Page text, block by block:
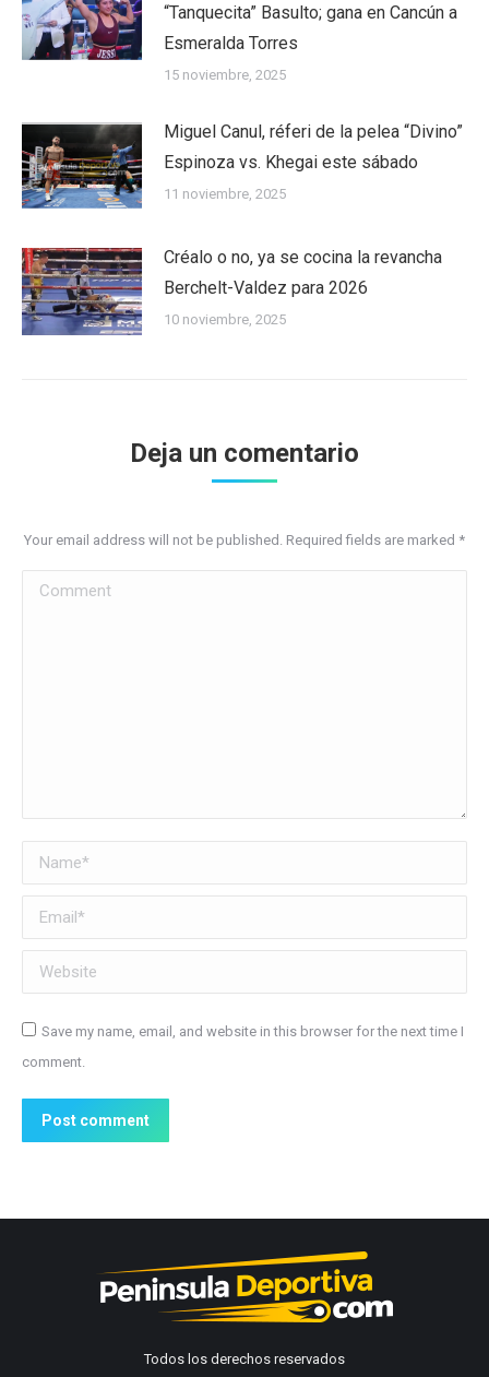
“Tanquecita” Basulto; gana en Cancún a
Esmeralda Torres
15 noviembre, 2025
Miguel Canul, réferi de la pelea “Divino”
Espinoza vs. Khegai este sábado
11 noviembre, 2025
Créalo o no, ya se cocina la revancha
Berchelt-Valdez para 2026
10 noviembre, 2025
Deja un comentario
Your email address will not be published. Required fields are marked *
Comment
Name *
Email *
Website
Save my name, email, and website in this browser for the next time I
comment.
Post comment
Todos los derechos reservados